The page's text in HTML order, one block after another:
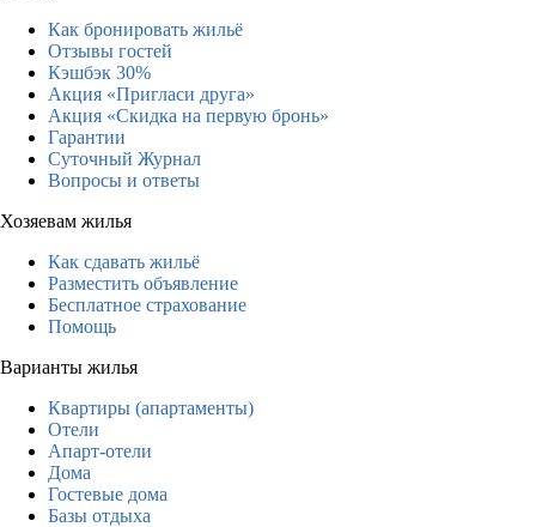
Как бронировать жильё
Отзывы гостей
Кэшбэк 30%
Акция «Пригласи друга»
Акция «Скидка на первую бронь»
Гарантии
Суточный Журнал
Вопросы и ответы
Хозяевам жилья
Как сдавать жильё
Разместить объявление
Бесплатное страхование
Помощь
Варианты жилья
Квартиры (апартаменты)
Отели
Апарт-отели
Дома
Гостевые дома
Базы отдыха